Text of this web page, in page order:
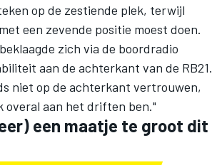
op de zestiende plek, terwijl
een zevende positie moest doen.
zich via de boordradio
aan de achterkant van de RB21.
niet op de achterkant vertrouwen,
overal aan het driften ben."
een maatje te groot dit